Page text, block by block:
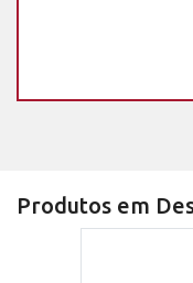
Produtos em